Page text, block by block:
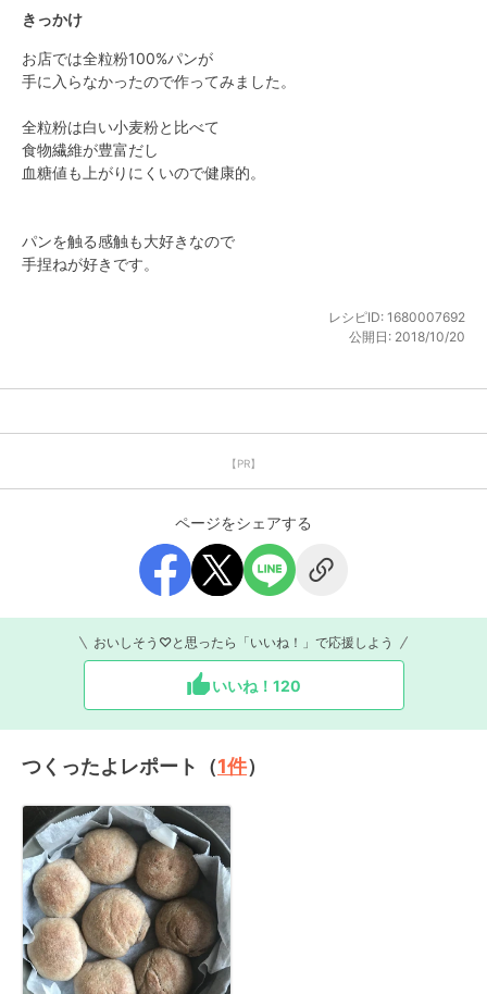
きっかけ
お店では全粒粉100%パンが
手に入らなかったので作ってみました。
全粒粉は白い小麦粉と比べて
食物繊維が豊富だし
血糖値も上がりにくいので健康的。
パンを触る感触も大好きなので
手捏ねが好きです。
レシピID: 1680007692
公開日: 2018/10/20
【PR】
ページをシェアする
おいしそう♡と思ったら「いいね！」で応援しよう
いいね！ 120
つくったよレポート（1件）